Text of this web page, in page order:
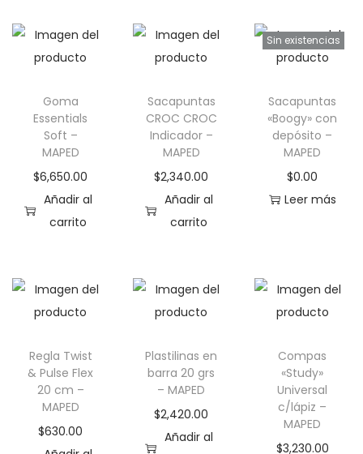
e
e
c
s
s
t
e
r
o
d
u
c
i
e
e
m
ú
l
t
Goma
Essentials
Soft –
MAPED
$6,650.00
Añadir al
carrito
Sacapuntas
CROC CROC
Indicador –
MAPED
$2,340.00
Añadir al
carrito
Sin existencias
Sacapuntas
«Boogy» con
depósito –
MAPED
$0.00
Leer más
Regla Twist
& Pulse Flex
20 cm –
MAPED
$630.00
Plastilinas en
barra 20 grs
– MAPED
$2,420.00
Añadir al
Compas
«Study»
Universal
c/lápiz –
MAPED
$3,230.00